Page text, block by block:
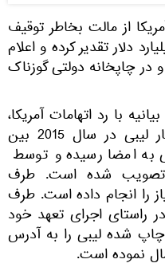
از مالت بخاطر توقیف
1.1 میلیارد دلار تقدیر كرده و اعلام
در چاپخانه دولتی گوزناک
با رد اتهامات آمریکا،
اعلام نمود که قرارداد چاپ دینار لیبی در سال 2015 بین
به امضا رسیده و توسط
تصویب شده است. طرف
را انجام داده است. طرف
راستای اجرای تعهد خود
شده لیبی را به آدرس
نموده است.